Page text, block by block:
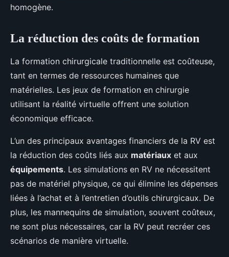
homogène.
La réduction des coûts de formation
La formation chirurgicale traditionnelle est coûteuse,
tant en termes de ressources humaines que
matérielles. Les jeux de formation en chirurgie
utilisant la réalité virtuelle offrent une solution
économique efficace.
L’un des principaux avantages financiers de la RV est
la réduction des coûts liés aux matériaux et aux
équipements. Les simulations en RV ne nécessitent
pas de matériel physique, ce qui élimine les dépenses
liées à l’achat et à l’entretien d’outils chirurgicaux. De
plus, les mannequins de simulation, souvent coûteux,
ne sont plus nécessaires, car la RV peut recréer ces
scénarios de manière virtuelle.